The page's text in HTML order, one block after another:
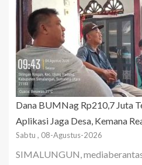
Dana BUMNag Rp210,7 Juta
Aplikasi Jaga Desa, Kemana
Sabtu , 08-Agustus-2026
SIMALUNGUN,